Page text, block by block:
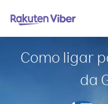
Como ligar
da